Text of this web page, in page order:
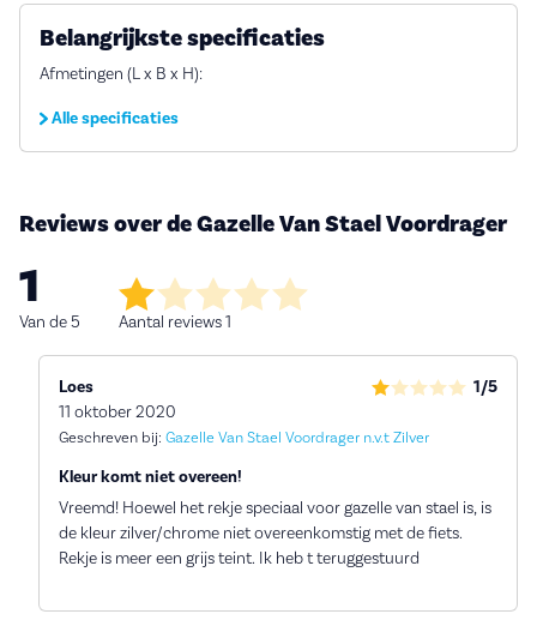
Belangrijkste specificaties
Afmetingen (L x B x H):
Alle specificaties
Reviews over de Gazelle Van Stael Voordrager
1
Van de 5 Aantal reviews 1
Loes
11 oktober 2020
1/5
Geschreven bij: Gazelle Van Stael Voordrager n.v.t Zilver
Kleur komt niet overeen!
Vreemd! Hoewel het rekje speciaal voor gazelle van stael is, is
de kleur zilver/chrome niet overeenkomstig met de fiets.
Rekje is meer een grijs teint. Ik heb t teruggestuurd